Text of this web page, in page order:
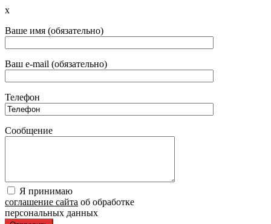
x
Ваше имя (обязательно)
Ваш e-mail (обязательно)
Телефон
Сообщение
Я принимаю
соглашение сайта об обработке
персональных данных